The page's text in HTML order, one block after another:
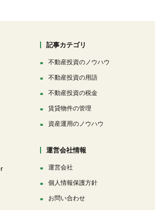
記事カテゴリ
不動産投資のノウハウ
不動産投資の用語
不動産投資の税金
賃貸物件の管理
資産運用のノウハウ
運営会社情報
運営会社
個人情報保護方針
お問い合わせ